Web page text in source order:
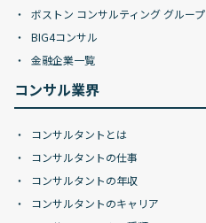
ボストン コンサルティング グループ
BIG4コンサル
金融企業一覧
コンサル業界
コンサルタントとは
コンサルタントの仕事
コンサルタントの年収
コンサルタントのキャリア